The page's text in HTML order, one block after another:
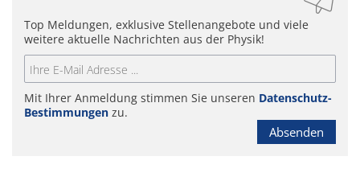
Top Meldungen, exklusive Stellenangebote und viele
weitere aktuelle Nachrichten aus der Physik!
Mit Ihrer Anmeldung stimmen Sie unseren Datenschutz-
Bestimmungen zu.
Absenden